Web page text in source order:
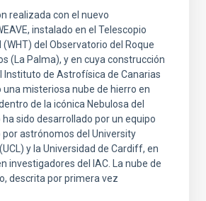
realizada con el nuevo
instalado en el Telescopio
(WHT) del Observatorio del Roque
(La Palma), y en cuya construcción
Instituto de Astrofísica de Canarias
una misteriosa nube de hierro en
de la icónica Nebulosa del
ha sido desarrollado por un equipo
astrónomos del University
y la Universidad de Cardiff, en
investigadores del IAC. La nube de
descrita por primera vez